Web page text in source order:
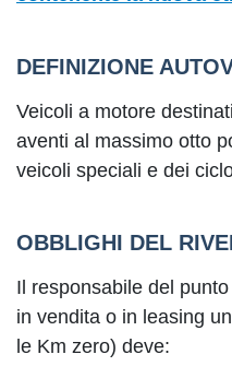
DEFINIZIONE
Veicoli a motore
aventi al massimo otto
veicoli speciali e dei
OBBLIGHI DEL
Il responsabile del
in vendita o in leasing
le Km zero) deve: